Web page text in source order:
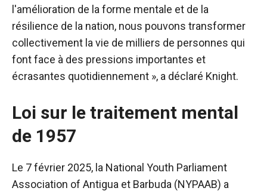
l'amélioration de la forme mentale et de la
résilience de la nation, nous pouvons transformer
collectivement la vie de milliers de personnes qui
font face à des pressions importantes et
écrasantes quotidiennement », a déclaré Knight.
Loi sur le traitement mental
de 1957
Le 7 février 2025, la National Youth Parliament
Association of Antigua et Barbuda (NYPAAB) a